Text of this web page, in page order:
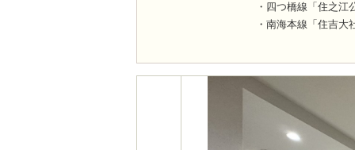
・四つ橋線「住之江
・南海本線「住吉大